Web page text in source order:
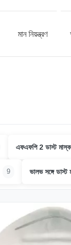
মান নিয়ন্ত্রণ
এফএফপি 2 ডাস্ট মাস্ক
9 ভালভ সঙ্গে ডাস্ট